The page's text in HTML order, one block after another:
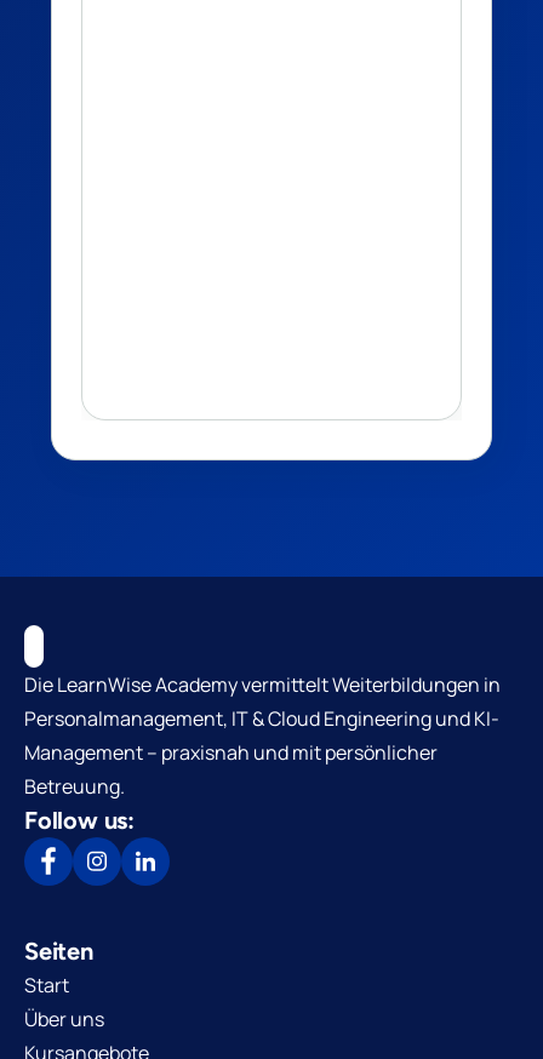
Die LearnWise Academy vermittelt Weiterbildungen in
Personalmanagement, IT & Cloud Engineering und KI-
Management – praxisnah und mit persönlicher
Betreuung.
Follow us:
Seiten
Start
Über uns
Kursangebote